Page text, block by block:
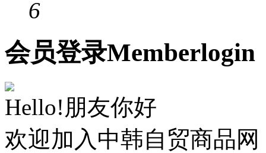
6
会员登录Memberlogin
Hello!朋友你好
欢迎加入中韩自贸商品网